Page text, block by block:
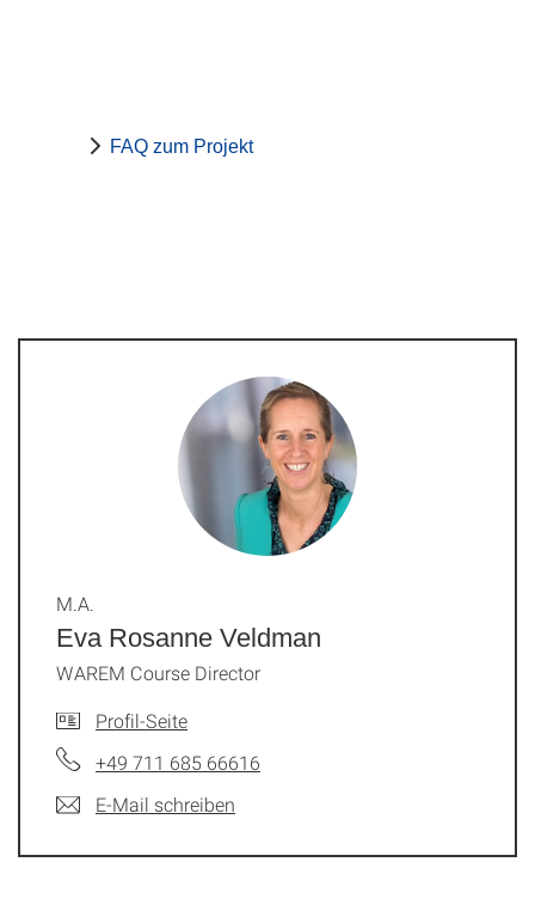
FAQ zum Projekt
Eva Rosanne Veldman
M.A.
WAREM Course Director
Profil-Seite
+49 711 685 66616
E-Mail schreiben